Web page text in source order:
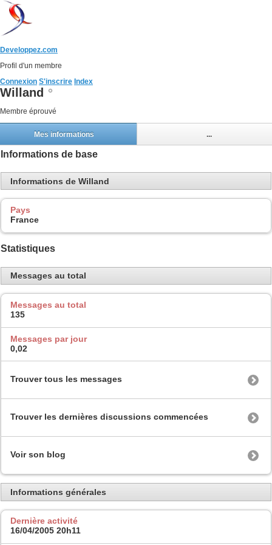
Developpez.com
Profil d'un membre
Connexion S'inscrire Index
Willand
Membre éprouvé
Mes informations ...
Informations de base
Informations de Willand
Pays
France
Statistiques
Messages au total
Messages au total
135
Messages par jour
0,02
Trouver tous les messages
Trouver les dernières discussions commencées
Voir son blog
Informations générales
Dernière activité
16/04/2005 20h11